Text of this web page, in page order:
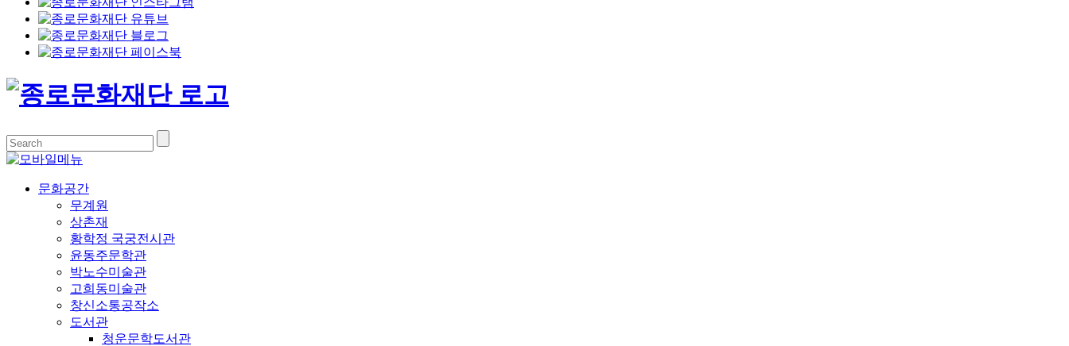
문화공간
무계원
상촌재
황학정 국궁전시관
윤동주문학관
박노수미술관
고희동미술관
창신소통공작소
도서관
청운문학도서관